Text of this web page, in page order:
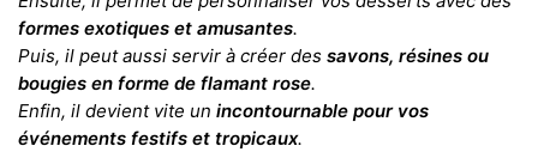
formes exotiques et amusantes.
Puis, il peut aussi servir à créer des savons, résines ou
bougies en forme de flamant rose.
Enfin, il devient vite un incontournable pour vos
événements festifs et tropicaux.